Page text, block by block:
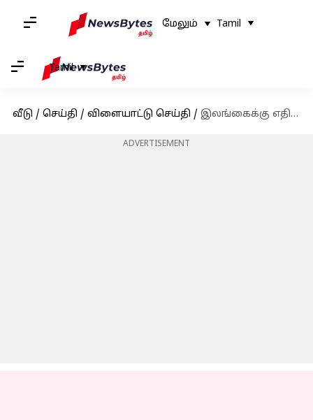
மேலும் Tamil
Tamil
வீடு / செய்தி / விளையாட்டு செய்தி / இலங்கைக்கு எதிரான இரண்டாவது டெஸ்ட் போட்டியில் வலுவான நிலையில் அயர்லாந்து
ADVERTISEMENT